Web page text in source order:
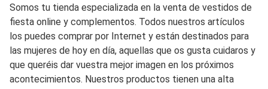
Somos tu tienda especializada en la venta de vestidos de
fiesta online y complementos. Todos nuestros artículos
los puedes comprar por Internet y están destinados para
las mujeres de hoy en día, aquellas que os gusta cuidaros y
que queréis dar vuestra mejor imagen en los próximos
acontecimientos. Nuestros productos tienen una alta